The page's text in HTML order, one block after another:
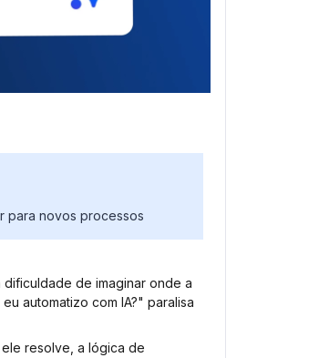
para novos processos
dificuldade de imaginar onde a
automatizo com IA?" paralisa
resolve, a lógica de